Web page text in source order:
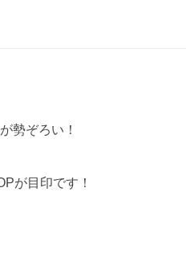
勢ぞろい！
が目印です！